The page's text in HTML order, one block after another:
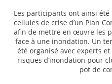
Les participants ont ainsi
cellules de crise d’un Plan
afin de mettre en œuvre les
face à une inondation. Un
été organisé avec experts
risques d’inondation pour
pot de